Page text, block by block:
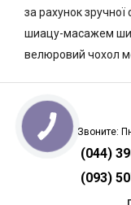
за рахунок
шиацу-масажем
велюровий чохол
Звоните:
(044)
(093)